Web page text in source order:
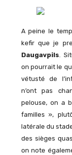
A peine le
kefir que je
Daugavpils.
on pourrait le
vétusté de
n’ont pas
pelouse, on a
familles »,
latérale du
des sièges
on note